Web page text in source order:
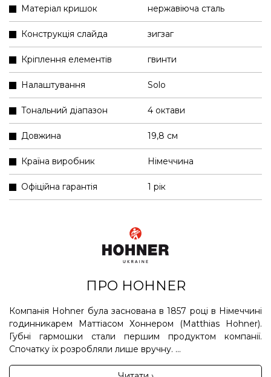
Матеріал кришок нержавіюча сталь
Конструкція слайда зигзаг
Кріплення елементів гвинти
Налаштування Solo
Тональний діапазон 4 октави
Довжина 19,8 см
Країна виробник Німеччина
Офіційна гарантія 1 рік
ПРО HOHNER
Компанія Hohner була заснована в 1857 році в Німеччині
годинникарем Маттіасом Хоннером (Matthias Hohner).
Губні гармошки стали першим продуктом компанії.
Спочатку їх розробляли лише вручну. ...